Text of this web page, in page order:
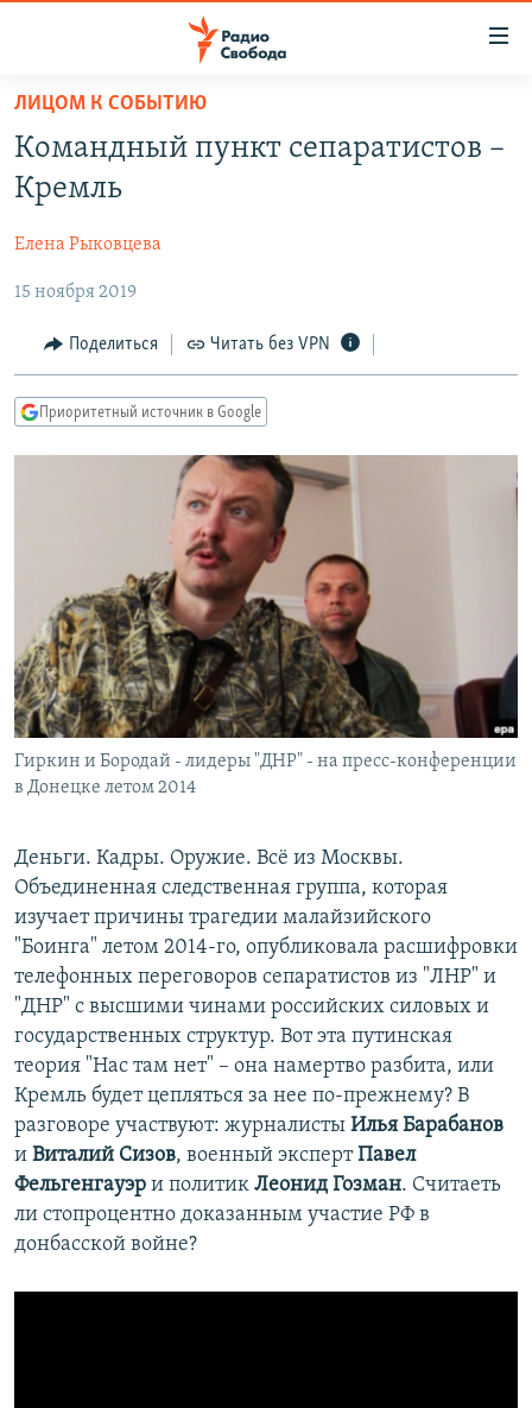
упрощенного
доступа
Вернуться
основному
Вернутся
главной
навигации
Вернутся
ПОДКАСТЫ
АВТОРСКИЕ ПРОЕКТЫ
ЦИТАТЫ СВОБОДЫ
МНЕНИЯ
КУЛЬТУРА
IDEL.РЕАЛИИ
КАВКАЗ.РЕАЛИИ
СИБИРЬ.РЕАЛИИ
РАСПИСАНИЕ ВЕЩАНИЯ
ПОДПИШИТЕСЬ НА РАССЫЛКУ
СОЦИАЛЬНЫЕ СЕТИ
ЛИЦОМ К СОБЫТИЮ
Командный пункт сепаратистов –
Кремль
Елена Рыковцева
15 ноября 2019
Поделиться Читать без VPN
Приоритетный источник в Google
Гиркин и Бородай - лидеры "ДНР" - на пресс-конференции
в Донецке летом 2014
Деньги. Кадры. Оружие. Всё из Москвы.
Объединенная следственная группа, которая
изучает причины трагедии малайзийского
"Боинга" летом 2014-го, опубликовала расшифровки
телефонных переговоров сепаратистов из "ЛНР" и
"ДНР" с высшими чинами российских силовых и
государственных структур. Вот эта путинская
теория "Нас там нет" – она намертво разбита, или
Кремль будет цепляться за нее по-прежнему? В
разговоре участвуют: журналисты Илья Барабанов
и Виталий Сизов, военный экспертПавел
Фельгенгауэр и политик Леонид Гозман. Считаеть
ли стопроцентно доказанным участие РФ в
донбасской войне?